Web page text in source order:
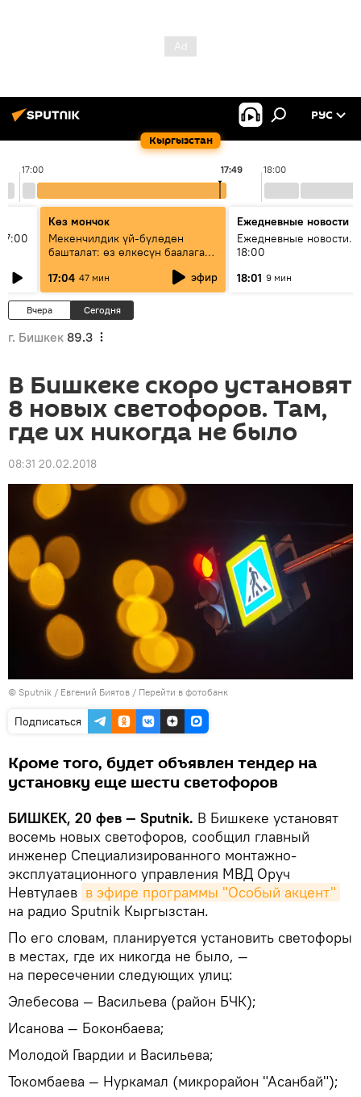
Кыргызстан
РУС
17:00 18:00
17:49
Көз мончок
Мекенчилдик үй-бүлөдөн
башталат: өз өлкөсүн баалаган
муунду кантип тарбиялоо
керек?
17:04 47 мин эфир
Ежедневные новости
Ежедневные новости.
18:00
18:01 9 мин
Вчера Сегодня
г. Бишкек 89.3
В Бишкеке скоро установят
8 новых светофоров. Там,
где их никогда не было
08:31 20.02.2018
© Sputnik / Евгений Биятов / Перейти в фотобанк
Подписаться
Кроме того, будет объявлен тендер на
установку еще шести светофоров
БИШКЕК, 20 фев — Sputnik. В Бишкеке установят
восемь новых светофоров, сообщил главный
инженер Специализированного монтажно-
эксплуатационного управления МВД Оруч
Невтулаев в эфире программы "Особый акцент"
на радио Sputnik Кыргызстан.
По его словам, планируется установить светофоры
в местах, где их никогда не было, —
на пересечении следующих улиц:
Элебесова — Васильева (район БЧК);
Исанова — Боконбаева;
Молодой Гвардии и Васильева;
Токомбаева — Нуркамал (микрорайон "Асанбай");